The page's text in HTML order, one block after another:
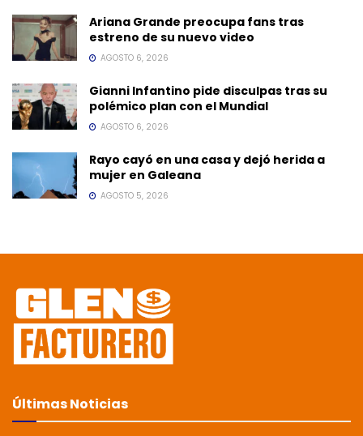
Ariana Grande preocupa fans tras
estreno de su nuevo video
AGOSTO 6, 2026
Gianni Infantino pide disculpas tras su
polémico plan con el Mundial
AGOSTO 6, 2026
Rayo cayó en una casa y dejó herida a
mujer en Galeana
AGOSTO 5, 2026
Últimas Noticias